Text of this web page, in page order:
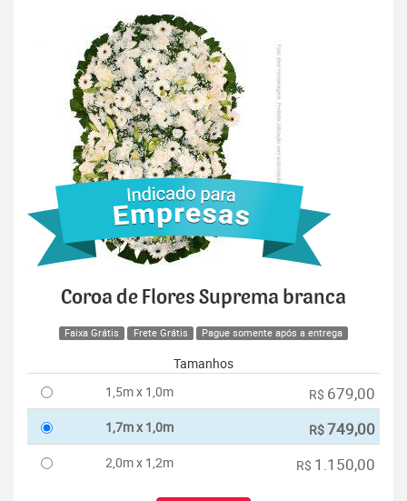
Coroa de Flores Suprema branca
Faixa Grátis Frete Grátis Pague somente após a entrega
Tamanhos
1,5m x 1,0m
R$ 679,00
1,7m x 1,0m R$749,00
2,0m x 1,2m R$ 1.150,00